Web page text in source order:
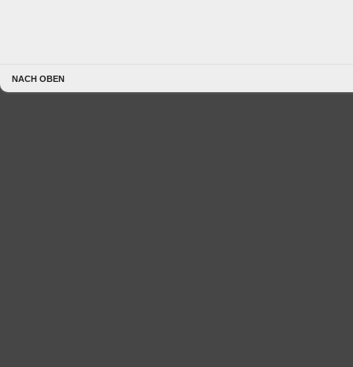
NACH OBEN